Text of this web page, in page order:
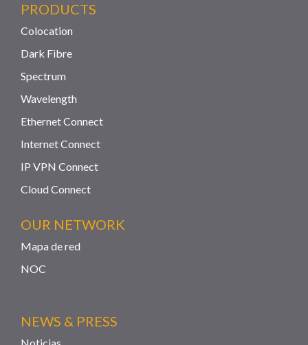
PRODUCTS
Colocation
Dark Fibre
Spectrum
Wavelength
Ethernet Connect
Internet Connect
IP VPN Connect
Cloud Connect
OUR NETWORK
Mapa de red
NOC
NEWS & PRESS